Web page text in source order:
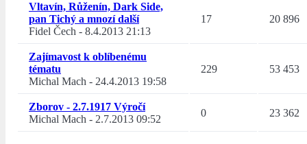
Vltavín, Růženín, Dark Side,
pan Tichý a mnozí další
Fidel Čech - 8.4.2013 21:13
17 20 896
Zajímavost k oblíbenému
tématu
Michal Mach - 24.4.2013 19:58
229 53 453
Zborov - 2.7.1917 Výročí
Michal Mach - 2.7.2013 09:52
0 23 362